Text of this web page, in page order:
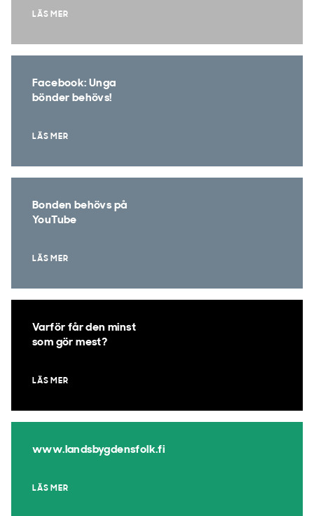
LÄS MER
Facebook: Unga
bönder behövs!
LÄS MER
Bonden behövs på
YouTube
LÄS MER
Varför får den minst
som gör mest?
LÄS MER
www.landsbygdensfolk.fi
LÄS MER